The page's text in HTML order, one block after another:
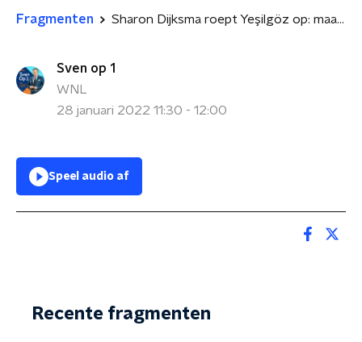
Fragmenten Sharon Dijksma roept Yeşilgöz op: maak werk van straatintimidatie
Sven op 1
WNL
28 januari 2022 11:30 - 12:00
Speel audio af
Recente fragmenten